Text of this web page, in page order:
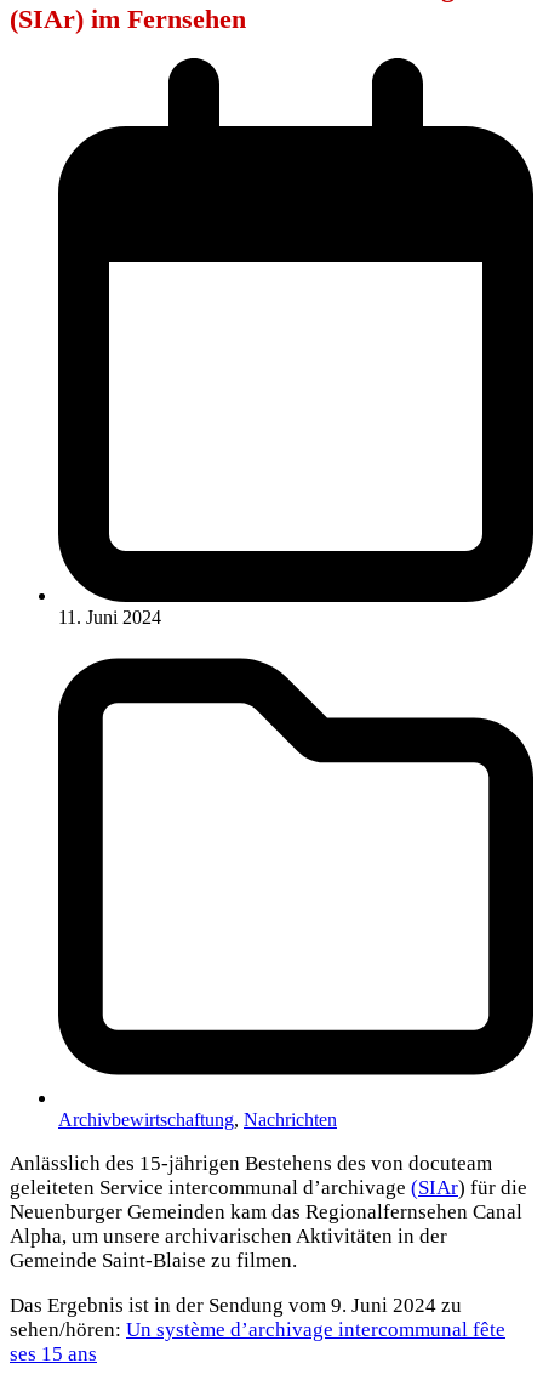
(SIAr) im Fernsehen
11. Juni 2024
Archivbewirtschaftung, Nachrichten
Anlässlich des 15-jährigen Bestehens des von docuteam
geleiteten Service intercommunal d’archivage (SIAr) für die
Neuenburger Gemeinden kam das Regionalfernsehen Canal
Alpha, um unsere archivarischen Aktivitäten in der
Gemeinde Saint-Blaise zu filmen.
Das Ergebnis ist in der Sendung vom 9. Juni 2024 zu
sehen/hören: Un système d’archivage intercommunal fête
ses 15 ans